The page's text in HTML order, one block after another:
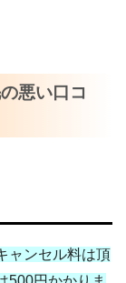
悪い口コ
ャンセル料は頂